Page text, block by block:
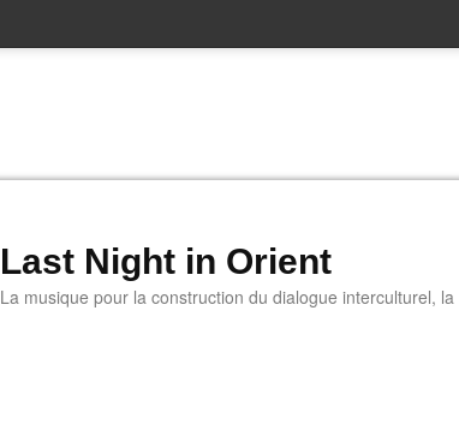
Last Night in Orient
La musique pour la construction du dialogue interculturel,